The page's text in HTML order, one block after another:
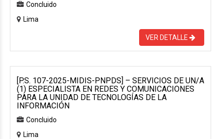
Concluido
Lima
VER DETALLE
[P.S. 107-2025-MIDIS-PNPDS] – SERVICIOS DE UN/A
(1) ESPECIALISTA EN REDES Y COMUNICACIONES
PARA LA UNIDAD DE TECNOLOGÍAS DE LA
INFORMACIÓN
Concluido
Lima